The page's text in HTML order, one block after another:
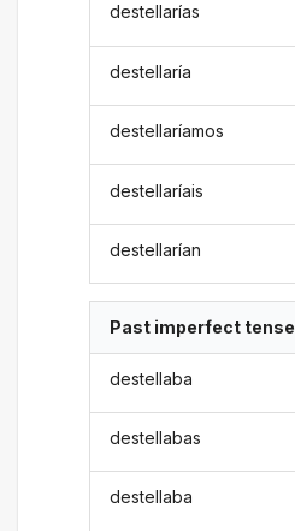
destellarías
destellaría
destellaríamos
destellaríais
destellarían
Past imperfect tense
destellaba
destellabas
destellaba